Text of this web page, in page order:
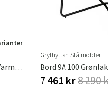
Bord 6B 60 Ubehandlet Teak / Varmgalvaniseret Ramme
Grythyttan Stålmöbler
7 461 kr8 290